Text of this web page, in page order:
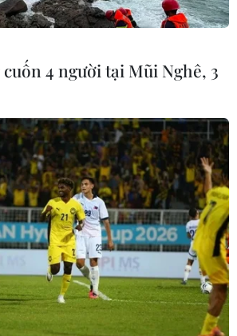
4 người tại Mũi Nghê, 3